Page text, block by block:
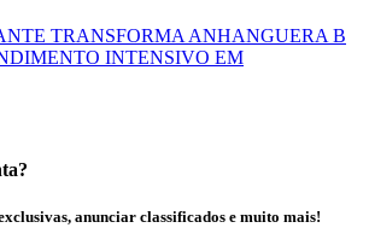
anunciar classificados e muito mais!